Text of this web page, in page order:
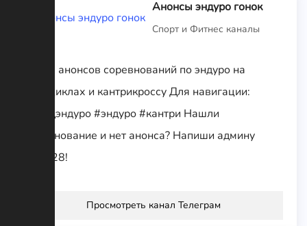
Анонсы эндуро гонок
Спорт и Фитнес каналы
Канал анонсов соревнований по эндуро на
мотоциклах и кантрикроссу Для навигации:
#хардэндуро #эндуро #кантри Нашли
соревнование и нет анонса? Напиши админу
@vus28!
Просмотреть канал Телеграм